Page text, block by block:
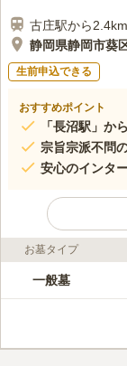
古庄駅から2.4km
静岡県静岡市葵
生前申込できる
おすすめポイント
「長沼駅」か
宗旨宗派不問
安心のインタ
ライフドット編集部の
管理を行っ
はなく法
お墓タイプ
一般墓